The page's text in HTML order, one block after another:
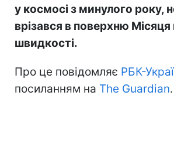
у космосі з минулого року,
врізався в поверхню Місяця
швидкості.
Про це повідомляє РБК-
посиланням на The Guardian.